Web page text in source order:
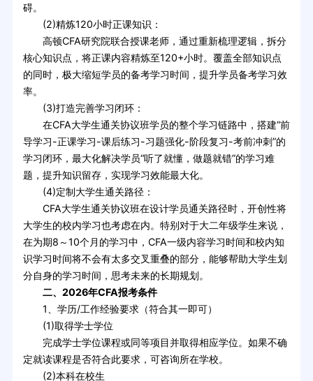
碍。
(2)精炼120小时正课知识：
高顿CFA研究院联合授课老师，通过重新梳理逻辑，拆分
核心知识点，将正课内容精炼至120+小时。覆盖全部知识点
的同时，极大缩短学员的备考学习时间，提升学员备考学习效
率。
(3)打造完善学习闭环：
在CFA大学生通关协议班学员的整个学习链路中，搭建“前
导学习-正课学习-课后练习-习题强化-阶段复习-考前冲刺”的
学习闭环，最大化解决学员“听了就懂，做题就错”的学习难
题，提升知识留存，实现学习效能最大化。
(4)定制大学生通关路径：
CFA大学生通关协议班在设计学员通关路径时，开创性将
大学生的校内学习也考虑在内。特别对于大二年级学生来说，
在为期8～10个月的学习中，CFA一级内容学习时间和校内知
识学习时间将不会有太多交叉重叠的部分，能够帮助大学生划
分自身的学习时间，思考未来的长期规划。
二、2026年CFA报考条件
1、学历/工作经验要求（符合其一即可）
(1)取得学士学位
完成学士学位课程或同等项目并取得相应学位。如果不确
定就读课程是否符合此要求，可咨询所在学校。
(2)本科在校生